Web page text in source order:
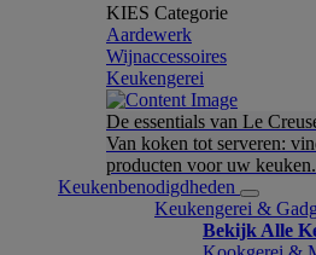
KIES Categorie
Aardewerk
Wijnaccessoires
Keukengerei
De essentials van Le
Van koken tot serveren:
producten voor uw keuken.
Keukenbenodigdheden
Keukengerei &
Bekijk Alle